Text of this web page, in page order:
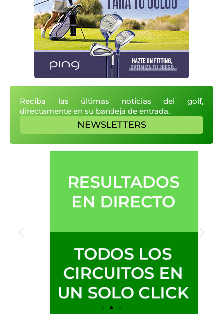
Reciba las últimas noticias del golf,
directamente en su bandeja de entrada.
NEWSLETTERS